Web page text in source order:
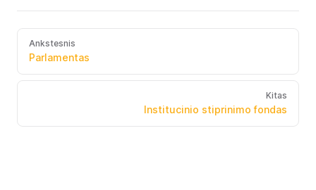
Ankstesnis
Parlamentas
Kitas
Institucinio stiprinimo fondas